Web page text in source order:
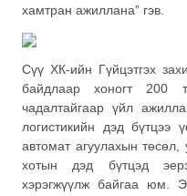
хамтран ажиллана” гэв.
Сүү ХК-ийн Гүйцэтгэх
байдлаар хоногт 200
чадалтайгаар үйл
логистикийн дэд бүтцээ
автомат агуулахын төсөл,
хотын дэд бүтцэд
хэрэгжүүлж байгаа юм.